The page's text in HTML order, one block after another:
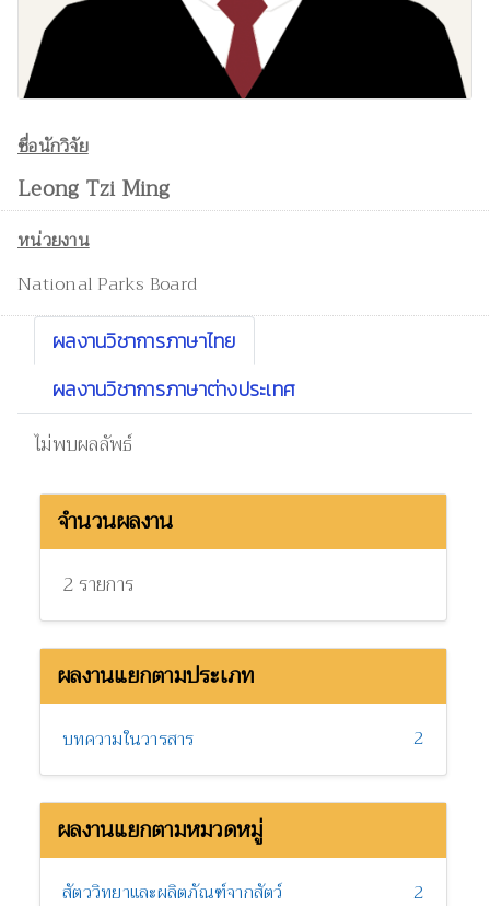
ชื่อนักวิจัย
Leong Tzi Ming
หน่วยงาน
National Parks Board
ผลงานวิชาการภาษาไทย
ผลงานวิชาการภาษาต่างประเทศ
ไม่พบผลลัพธ์
จำนวนผลงาน
2 รายการ
ผลงานแยกตามประเภท
บทความในวารสาร 2
ผลงานแยกตามหมวดหมู่
สัตววิทยาและผลิตภัณฑ์จากสัตว์ 2